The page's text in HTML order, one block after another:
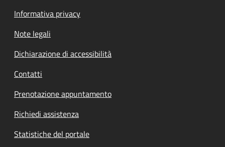
Informativa privacy
Note legali
Dichiarazione di accessibilità
Contatti
Prenotazione appuntamento
Richiedi assistenza
Statistiche del portale